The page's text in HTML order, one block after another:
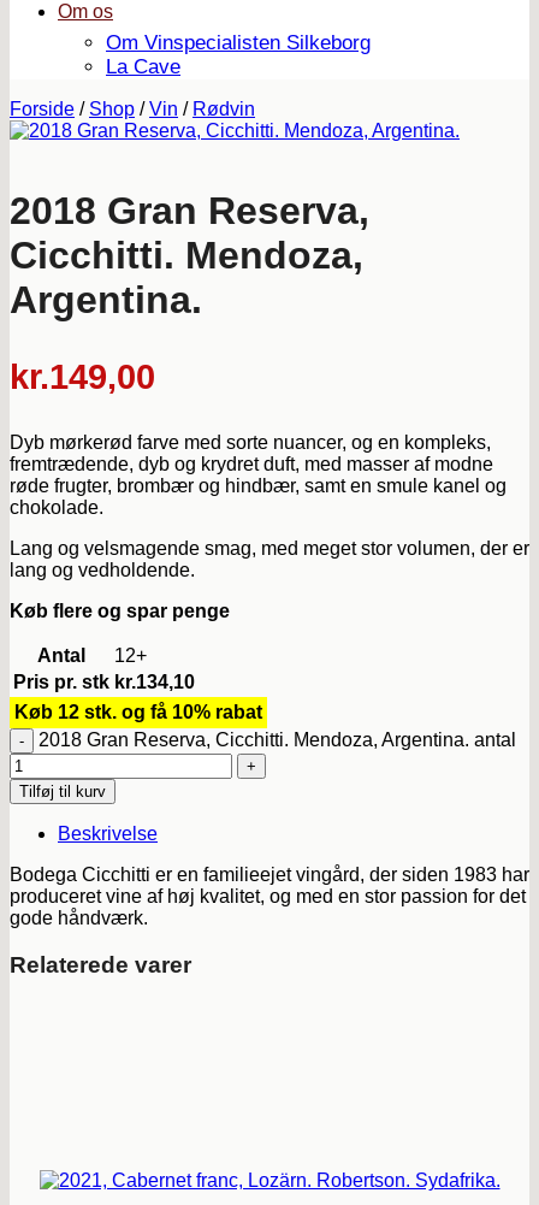
Om os
Om Vinspecialisten Silkeborg
La Cave
Forside / Shop / Vin / Rødvin
2018 Gran Reserva,
Cicchitti. Mendoza,
Argentina.
kr.149,00
Dyb mørkerød farve med sorte nuancer, og en kompleks,
fremtrædende, dyb og krydret duft, med masser af modne
røde frugter, brombær og hindbær, samt en smule kanel og
chokolade.
Lang og velsmagende smag, med meget stor volumen, der er
lang og vedholdende.
Køb flere og spar penge
Antal
12+
Pris pr. stk kr.134,10
Køb 12 stk. og få 10% rabat
2018 Gran Reserva, Cicchitti. Mendoza, Argentina. antal
Tilføj til kurv
Beskrivelse
Bodega Cicchitti er en familieejet vingård, der siden 1983 har
produceret vine af høj kvalitet, og med en stor passion for det
gode håndværk.
Relaterede varer